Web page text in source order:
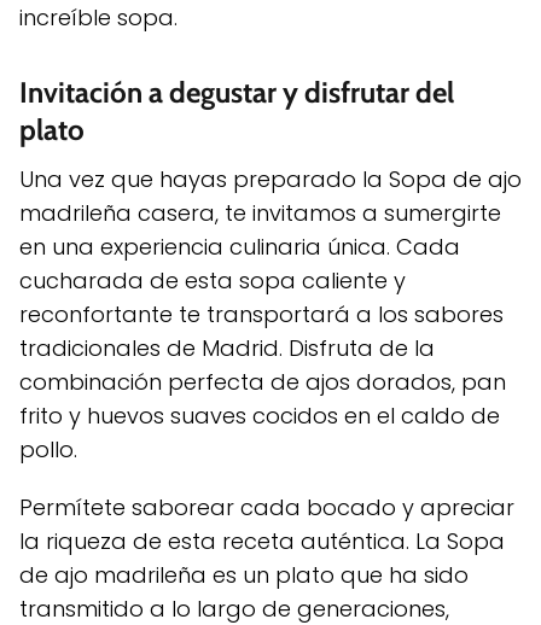
increíble sopa.
Invitación a degustar y disfrutar del
plato
Una vez que hayas preparado la Sopa de ajo
madrileña casera, te invitamos a sumergirte
en una experiencia culinaria única. Cada
cucharada de esta sopa caliente y
reconfortante te transportará a los sabores
tradicionales de Madrid. Disfruta de la
combinación perfecta de ajos dorados, pan
frito y huevos suaves cocidos en el caldo de
pollo.
Permítete saborear cada bocado y apreciar
la riqueza de esta receta auténtica. La Sopa
de ajo madrileña es un plato que ha sido
transmitido a lo largo de generaciones,